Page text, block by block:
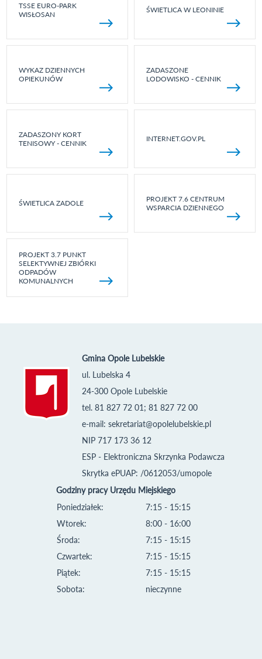
TSSE EURO-PARK
WISŁOSAN
ŚWIETLICA W LEONINIE
WYKAZ DZIENNYCH
OPIEKUNÓW
ZADASZONE
LODOWISKO - CENNIK
ZADASZONY KORT
TENISOWY - CENNIK
INTERNET.GOV.PL
ŚWIETLICA ZADOLE
PROJEKT 7.6 CENTRUM
WSPARCIA DZIENNEGO
PROJEKT 3.7 PUNKT
SELEKTYWNEJ ZBIÓRKI
ODPADÓW
KOMUNALNYCH
Gmina Opole Lubelskie
ul. Lubelska 4
24-300 Opole Lubelskie
tel. 81 827 72 01; 81 827 72 00
e-mail: sekretariat@opolelubelskie.pl
NIP 717 173 36 12
ESP - Elektroniczna Skrzynka Podawcza
Skrytka ePUAP: /0612053/umopole
Godziny pracy Urzędu Miejskiego
Poniedziałek:
Wtorek:
Środa:
Czwartek:
Piątek:
Sobota:
7:15 - 15:15
8:00 - 16:00
7:15 - 15:15
7:15 - 15:15
7:15 - 15:15
nieczynne